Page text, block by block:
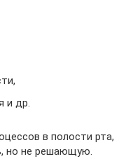
и др.
в полости рта,
но не решающую.